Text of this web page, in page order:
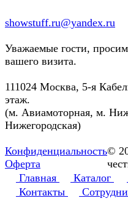
showstuff.ru@yandex.ru
Уважаемые гости, просим
вашего визита.
111024 Москва, 5-я
этаж.
(м. Авиамоторная, м.
Нижегородская)
Конфиденциальность
Оферта
©
Главная
Каталог
Контакты